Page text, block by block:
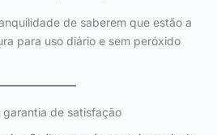
de saberem que estão a
para uso diário e sem peróxido
garantia de satisfação